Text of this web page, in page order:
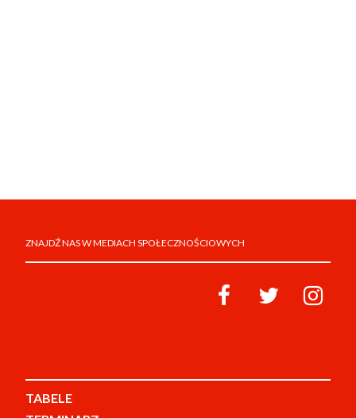
ZNAJDŹ NAS W MEDIACH SPOŁECZNOŚCIOWYCH
TABELE